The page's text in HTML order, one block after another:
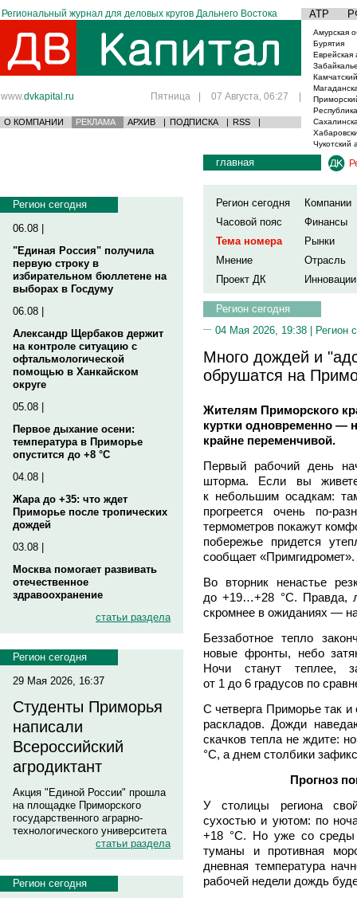
Региональный журнал для деловых кругов Дальнего Востока АТР
www.dvkapital.ru Пятница | 07 Августа, 06:27 |
О КОМПАНИИ РЕКЛАМА АРХИВ | ПОДПИСКА | RSS |
Амурская
Бурятия
Еврейская
Чукотский
Регион сегодня
06.08 |
"Единая Россия" получила
первую строку в
избирательном бюллетене на
выборах в Госдуму
06.08 |
Александр Щербаков держит
на контроле ситуацию с
офтальмологической
помощью в Ханкайском
округе
05.08 |
Первое дыхание осени:
температура в Приморье
опустится до +8 °C
04.08 |
Жара до +35: что ждет
Приморье после тропических
дождей
03.08 |
Москва помогает развивать
отечественное
здравоохранение
статьи раздела
Регион сегодня
29 Мая 2026, 16:37
Студенты Приморья
написали
Всероссийский
агродиктант
Акция "Единой России" прошла
на площадке Приморского
государственного аграрно-
технологического университета
статьи раздела
Регион сегодня
главная
Регион сегодня
Компании
Часовой пояс
Финансы
Тема номера
Рынки
Мнение
Отрасль
Проект ДК
Инновации
Регион сегодня
04 Мая 2026, 19:38 | Регион
Много дождей и
обрушатся на
Жителям Приморского
куртки одновременно —
крайне переменчивой.
Первый рабочий день
шторма. Если вы
к небольшим осадкам:
прогреется очень по-
термометров покажут
побережье придется
сообщает «Примгидромет».
Во вторник ненастье
до +19…+28 °С. Правда,
скромнее в ожиданиях —
Беззаботное тепло
новые фронты, небо
Ночи станут теплее,
от 1 до 6 градусов по
С четверга Приморье так
раскладов. Дожди
скачков тепла не ждите:
°С, а днем столбики
Прогноз
У столицы региона
сухостью и уютом: по
+18 °С. Но уже со среды
туманы и противная
дневная температура
рабочей недели дождь